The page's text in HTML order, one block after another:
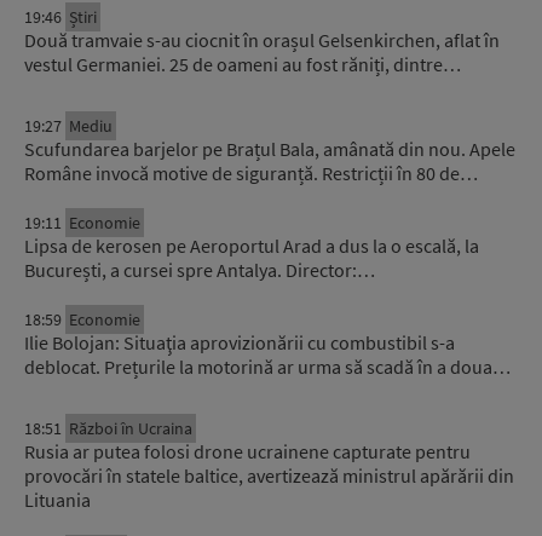
19:46 Știri
Două tramvaie s-au ciocnit în orașul Gelsenkirchen, aflat în
vestul Germaniei. 25 de oameni au fost răniți, dintre…
19:27 Mediu
Scufundarea barjelor pe Brațul Bala, amânată din nou. Apele
Române invocă motive de siguranță. Restricții în 80 de…
19:11 Economie
Lipsa de kerosen pe Aeroportul Arad a dus la o escală, la
București, a cursei spre Antalya. Director:…
18:59 Economie
Ilie Bolojan: Situaţia aprovizionării cu combustibil s-a
deblocat. Prețurile la motorină ar urma să scadă în a doua…
18:51 Război în Ucraina
Rusia ar putea folosi drone ucrainene capturate pentru
provocări în statele baltice, avertizează ministrul apărării din
Lituania